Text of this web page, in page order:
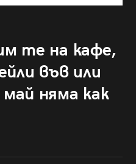
те на кафе,
във или
май няма как